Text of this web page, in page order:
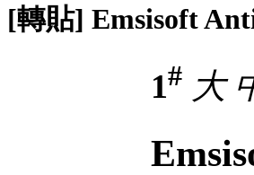
[轉貼] Emsisoft
1# 大